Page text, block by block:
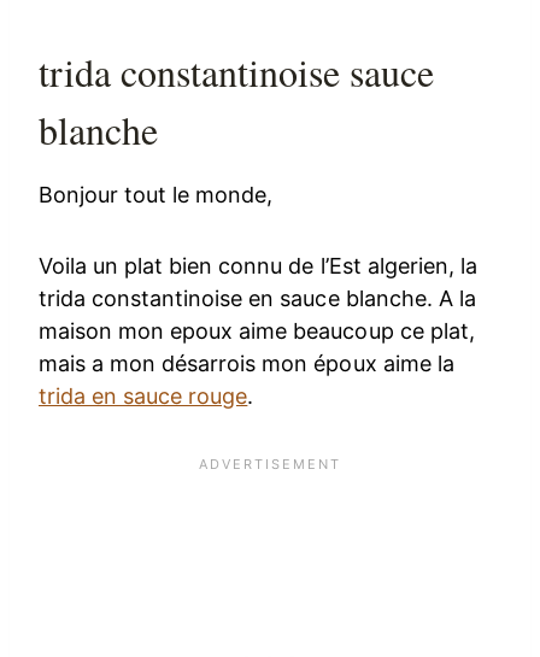
trida constantinoise sauce
blanche
Bonjour tout le monde,
Voila un plat bien connu de l’Est algerien, la
trida constantinoise en sauce blanche. A la
maison mon epoux aime beaucoup ce plat,
mais a mon désarrois mon époux aime la
trida en sauce rouge.